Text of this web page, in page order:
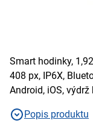
Smart hodinky,
408 px, IP6X,
Android, iOS,
Popis produktu